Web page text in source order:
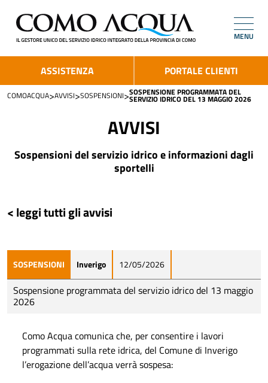
MENU
ASSISTENZA PORTALE CLIENTI
COMOACQUA>AVVISI>SOSPENSIONI>SOSPENSIONE PROGRAMMATA DEL
SERVIZIO IDRICO DEL 13 MAGGIO 2026
AVVISI
Sospensioni del servizio idrico e informazioni dagli
sportelli
< leggi tutti gli avvisi
SOSPENSIONI Inverigo 12/05/2026
Sospensione programmata del servizio idrico del 13 maggio
2026
Como Acqua comunica che, per consentire i lavori
programmati sulla rete idrica, del Comune di Inverigo
l’erogazione dell’acqua verrà sospesa: